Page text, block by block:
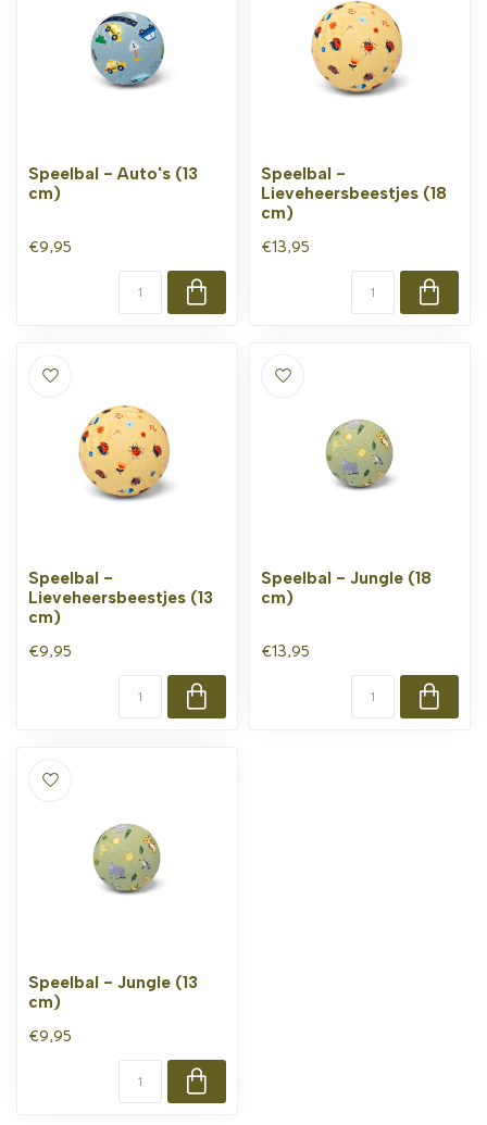
Speelbal - Auto's (13
cm)
€9,95
Speelbal -
Lieveheersbeestjes (18
cm)
€13,95
Speelbal -
Lieveheersbeestjes (13
cm)
€9,95
Speelbal - Jungle (18
cm)
€13,95
Speelbal - Jungle (13
cm)
€9,95